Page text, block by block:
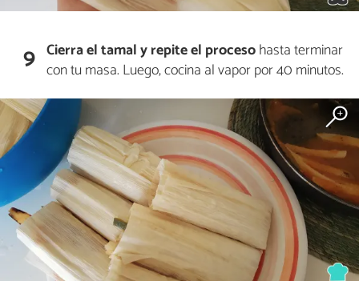
9 Cierra el tamal y repite el procesohasta terminar
con tu masa. Luego, cocina al vapor por 40 minutos.